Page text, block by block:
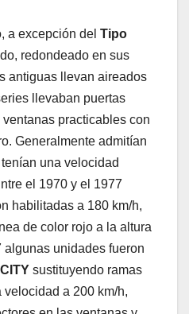
a excepción del Tipo
redondeado en sus
antiguas llevan aireados
llevaban puertas
practicables con
Generalmente admitían
una velocidad
el 1970 y el 1977
habilitadas a 180 km/h,
de color rojo a la altura
unidades fueron
sustituyendo ramas
velocidad a 200 km/h,